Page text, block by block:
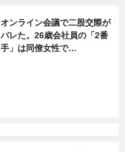
オンライン会議で二股交際が
バレた。26歳会社員の「2番
手」は同僚女性で…